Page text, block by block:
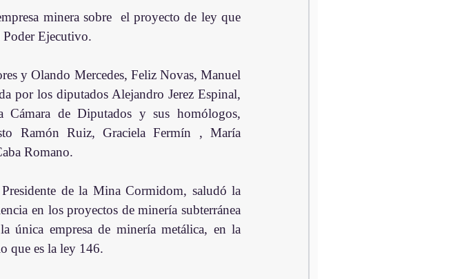
minera sobre  el proyecto de ley que
Poder Ejecutivo.
y Olando Mercedes, Feliz Novas, Manuel
por los diputados Alejandro Jerez Espinal,
de Diputados y sus homólogos,
Ramón Ruiz, Graciela Fermín , María
Romano.
de la Mina Cormidom, saludó la
en los proyectos de minería subterránea
empresa de minería metálica, en la
que es la ley 146.